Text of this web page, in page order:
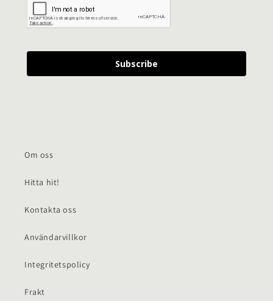
Subscribe
Om oss
Hitta hit!
Kontakta oss
Användarvillkor
Integritetspolicy
Frakt